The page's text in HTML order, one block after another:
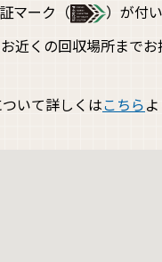
マーク（
）が付
近くの回収場所までお
ついて詳しくはこちら